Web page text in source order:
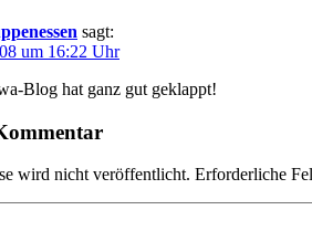
sagt:
um 16:22 Uhr
Blog hat ganz gut geklappt!
wird nicht veröffentlicht. Erforderliche